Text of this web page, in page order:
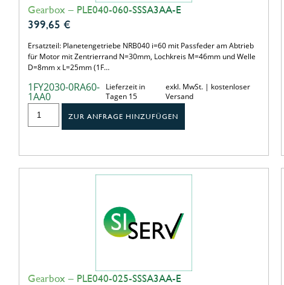
Gearbox – PLE040-060-SSSA3AA-E
399,65 €
Ersatzteil: Planetengetriebe NRB040 i=60 mit Passfeder am Abtrieb
für Motor mit Zentrierrand N=30mm, Lochkreis M=46mm und Welle
D=8mm x L=25mm (1F…
1FY2030-0RA60-
1AA0
Lieferzeit in
Tagen 15
exkl. MwSt. | kostenloser
Versand
ZUR ANFRAGE HINZUFÜGEN
Gearbox – PLE040-025-SSSA3AA-E